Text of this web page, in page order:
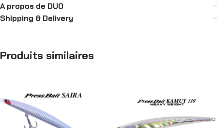
A propos de DUO
Shipping & Delivery
Produits similaires